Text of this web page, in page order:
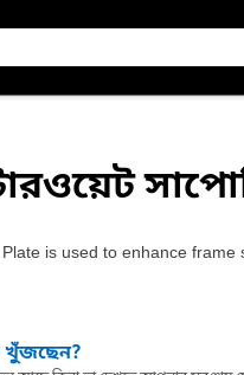
is used to enhance
খুঁজছেন?